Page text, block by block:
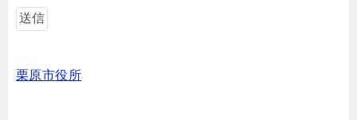
栗原市役所